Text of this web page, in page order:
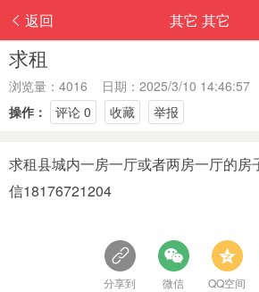
返回 其它 其它
求租
浏览量：4016 日期：2025/3/10 14:46:57
操作：
评论 0 收藏 举报
求租县城内一房一厅或者两房一厅的房
信18176721204
分享到 微信 QQ空间